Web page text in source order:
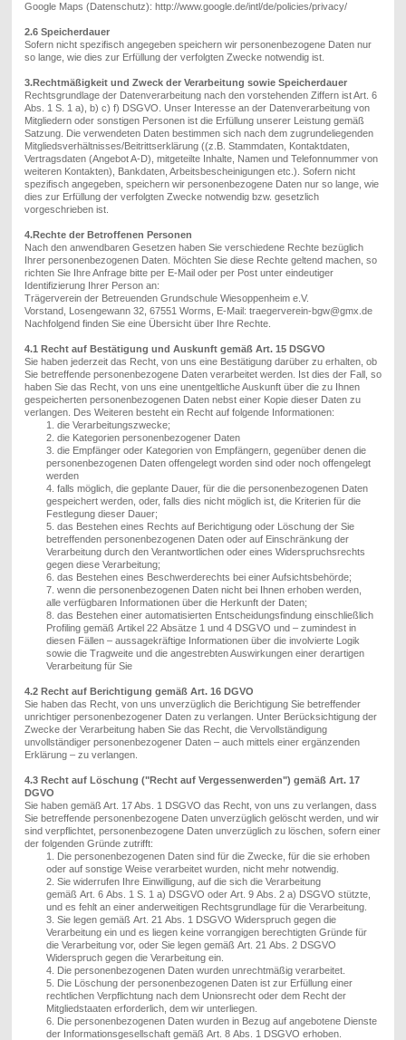
Google Maps (Datenschutz): http://www.google.de/intl/de/policies/privacy/
2.6 Speicherdauer
Sofern nicht spezifisch angegeben speichern wir personenbezogene Daten nur
so lange, wie dies zur Erfüllung der verfolgten Zwecke notwendig ist.
3.Rechtmäßigkeit und Zweck der Verarbeitung sowie Speicherdauer
Rechtsgrundlage der Datenverarbeitung nach den vorstehenden Ziffern ist Art. 6
Abs. 1 S. 1 a), b) c) f) DSGVO. Unser Interesse an der Datenverarbeitung von
Mitgliedern oder sonstigen Personen ist die Erfüllung unserer Leistung gemäß
Satzung. Die verwendeten Daten bestimmen sich nach dem zugrundeliegenden
Mitgliedsverhältnisses/Beitrittserklärung ((z.B. Stammdaten, Kontaktdaten,
Vertragsdaten (Angebot A-D), mitgeteilte Inhalte, Namen und Telefonnummer von
weiteren Kontakten), Bankdaten, Arbeitsbescheinigungen etc.). Sofern nicht
spezifisch angegeben, speichern wir personenbezogene Daten nur so lange, wie
dies zur Erfüllung der verfolgten Zwecke notwendig bzw. gesetzlich
vorgeschrieben ist.
4.Rechte der Betroffenen Personen
Nach den anwendbaren Gesetzen haben Sie verschiedene Rechte bezüglich
Ihrer personenbezogenen Daten. Möchten Sie diese Rechte geltend machen, so
richten Sie Ihre Anfrage bitte per E-Mail oder per Post unter eindeutiger
Identifizierung Ihrer Person an:
Trägerverein der Betreuenden Grundschule Wiesoppenheim e.V.
Vorstand, Losengewann 32, 67551 Worms, E-Mail: traegerverein-bgw@gmx.de
Nachfolgend finden Sie eine Übersicht über Ihre Rechte.
4.1 Recht auf Bestätigung und Auskunft gemäß Art. 15 DSGVO
Sie haben jederzeit das Recht, von uns eine Bestätigung darüber zu erhalten, ob
Sie betreffende personenbezogene Daten verarbeitet werden. Ist dies der Fall, so
haben Sie das Recht, von uns eine unentgeltliche Auskunft über die zu Ihnen
gespeicherten personenbezogenen Daten nebst einer Kopie dieser Daten zu
verlangen. Des Weiteren besteht ein Recht auf folgende Informationen:
1.
die Verarbeitungszwecke;
2. die Kategorien personenbezogener Daten
3. die Empfänger oder Kategorien von Empfängern, gegenüber denen die
personenbezogenen Daten offengelegt worden sind oder noch offengelegt
werden
4. falls möglich, die geplante Dauer, für die die personenbezogenen Daten
gespeichert werden, oder, falls dies nicht möglich ist, die Kriterien für die
Festlegung dieser Dauer;
5. das Bestehen eines Rechts auf Berichtigung oder Löschung der Sie
betreffenden personenbezogenen Daten oder auf Einschränkung der
Verarbeitung durch den Verantwortlichen oder eines Widerspruchsrechts
gegen diese Verarbeitung;
6. das Bestehen eines Beschwerderechts bei einer Aufsichtsbehörde;
7. wenn die personenbezogenen Daten nicht bei Ihnen erhoben werden,
alle verfügbaren Informationen über die Herkunft der Daten;
8. das Bestehen einer automatisierten Entscheidungsfindung einschließlich
Profiling gemäß Artikel 22Absätze 1 und 4 DSGVO und – zumindest in
diesen Fällen – aussagekräftige Informationen über die involvierte Logik
sowie die Tragweite und die angestrebten Auswirkungen einer derartigen
Verarbeitung für Sie
4.2 Recht auf Berichtigung gemäß Art. 16 DGVO
Sie haben das Recht, von uns unverzüglich die Berichtigung Sie betreffender
unrichtiger personenbezogener Daten zu verlangen. Unter Berücksichtigung der
Zwecke der Verarbeitung haben Sie das Recht, die Vervollständigung
unvollständiger personenbezogener Daten – auch mittels einer ergänzenden
Erklärung – zu verlangen.
4.3 Recht auf Löschung ("Recht auf Vergessenwerden") gemäß Art. 17
DGVO
Sie haben gemäß Art. 17 Abs. 1 DSGVO das Recht, von uns zu verlangen, dass
Sie betreffende personenbezogene Daten unverzüglich gelöscht werden, und wir
sind verpflichtet, personenbezogene Daten unverzüglich zu löschen, sofern einer
der folgenden Gründe zutrifft:
1.
Die personenbezogenen Daten sind für die Zwecke, für die sie erhoben
oder auf sonstige Weise verarbeitet wurden, nicht mehr notwendig.
2. Sie widerrufen Ihre Einwilligung, auf die sich die Verarbeitung
gemäß Art. 6Abs 1 S. 1 a) DSGVO oder Art. 9Abs 2 a) DSGVO stützte,
und es fehlt an einer anderweitigen Rechtsgrundlage für die Verarbeitung.
3. Sie legen gemäß Art. 21 Abs
1 DSGVO Widerspruch gegen die
Verarbeitung ein und es liegen keine vorrangigen berechtigten Gründe für
die Verarbeitung vor, oder Sie legen gemäß Art. 21 Abs 2 DSGVO
Widerspruch gegen die Verarbeitung ein.
4. Die personenbezogenen Daten wurden unrechtmäßig verarbeitet.
5. Die Löschung der personenbezogenen Daten ist zur Erfüllung einer
rechtlichen Verpflichtung nach dem Unionsrecht oder dem Recht der
Mitgliedstaaten erforderlich, dem wir unterliegen.
6. Die personenbezogenen Daten wurden in Bezug auf angebotene Dienste
der Informationsgesellschaft gemäß Art. 8Abs 1 DSGVO erhoben.